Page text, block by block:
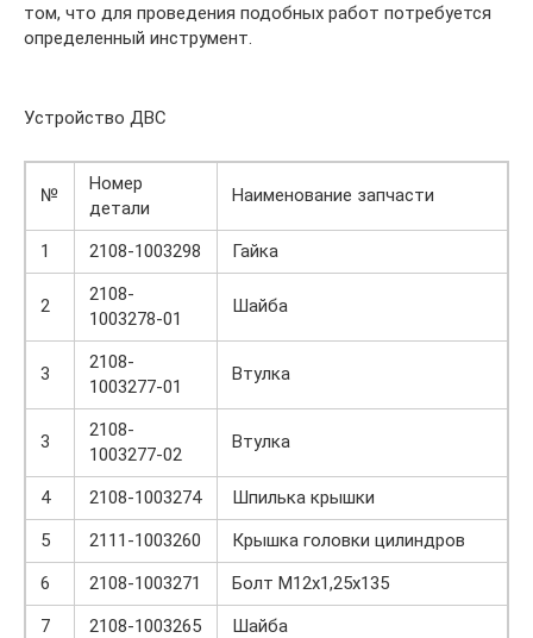
том, что для проведения подобных работ потребуется
определенный инструмент.
Устройство ДВС
№
Номер
детали
Наименование запчасти
1 2108-1003298 Гайка
2
2108-
1003278-01
Шайба
3
2108-
1003277-01
Втулка
3
2108-
1003277-02
Втулка
4 2108-1003274
Шпилька крышки
5
2111-1003260
Крышка головки цилиндров
6
2108-1003271
Болт М12х1,25х135
7
2108-1003265
Шайба